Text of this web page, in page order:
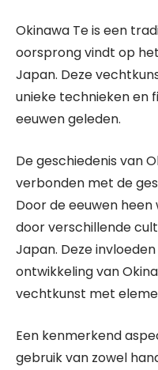
Okinawa Te is een
oorsprong vindt op
Japan. Deze
unieke technieken en
eeuwen geleden.
De geschiedenis van
verbonden met de
Door de eeuwen
door verschillende
Japan. Deze
ontwikkeling van
vechtkunst met
Een kenmerkend
gebruik van zowel